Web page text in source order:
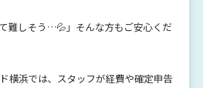
て難しそう…💦」そんな方もご安心くだ
横浜では、スタッフが経費や確定申告